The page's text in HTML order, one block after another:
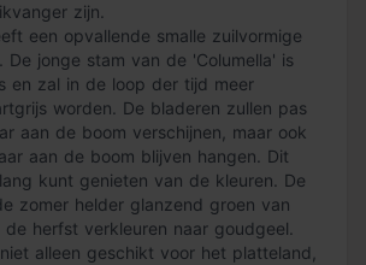
zijn.
een opvallende smalle zuilvormige
De jonge stam van de 'Columella' is
en zal in de loop der tijd meer
worden. De bladeren zullen pas
aan de boom verschijnen, maar ook
aan de boom blijven hangen. Dit
kunt genieten van de kleuren. De
zomer helder glanzend groen van
herfst verkleuren naar goudgeel.
alleen geschikt voor het platteland,